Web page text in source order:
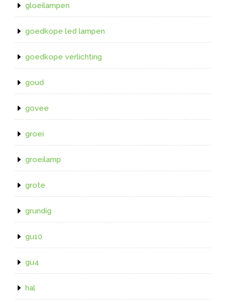
gloeilampen
goedkope led lampen
goedkope verlichting
goud
govee
groei
groeilamp
grote
grundig
gu10
gu4
hal